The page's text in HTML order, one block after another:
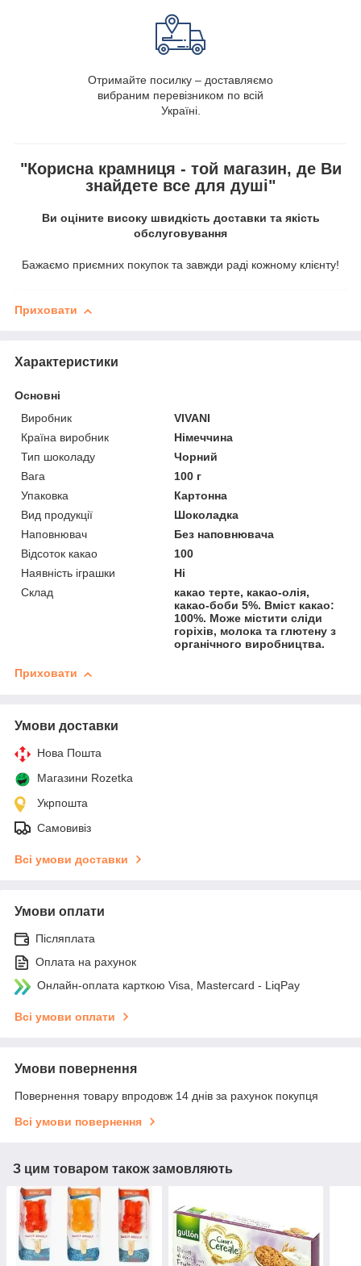
Отримайте посилку – доставляємо
вибраним перевізником по всій
Україні.
"Корисна крамниця - той магазин, де Ви
знайдете все для душі"
Ви оціните високу швидкість доставки та якість
обслуговування
Бажаємо приємних покупок та завжди раді кожному клієнту!
Приховати
Характеристики
Основні
Виробник
VIVANI
Країна виробник
Німеччина
Тип шоколаду
Чорний
Вага
100 г
Упаковка
Картонна
Вид продукції
Шоколадка
Наповнювач
Без наповнювача
Відсоток какао
100
Наявність іграшки
Ні
Склад
какао терте, какао-олія,
какао-боби 5%. Вміст какао:
100%. Може містити сліди
горіхів, молока та глютену з
органічного виробництва.
Приховати
Умови доставки
Нова Пошта
Магазини Rozetka
Укрпошта
Самовивіз
Всі умови доставки
Умови оплати
Післяплата
Оплата на рахунок
Онлайн-оплата карткою Visa, Mastercard - LiqPay
Всі умови оплати
Умови повернення
Повернення товару впродовж 14 днів за рахунок покупця
Всі умови повернення
З цим товаром також замовляють